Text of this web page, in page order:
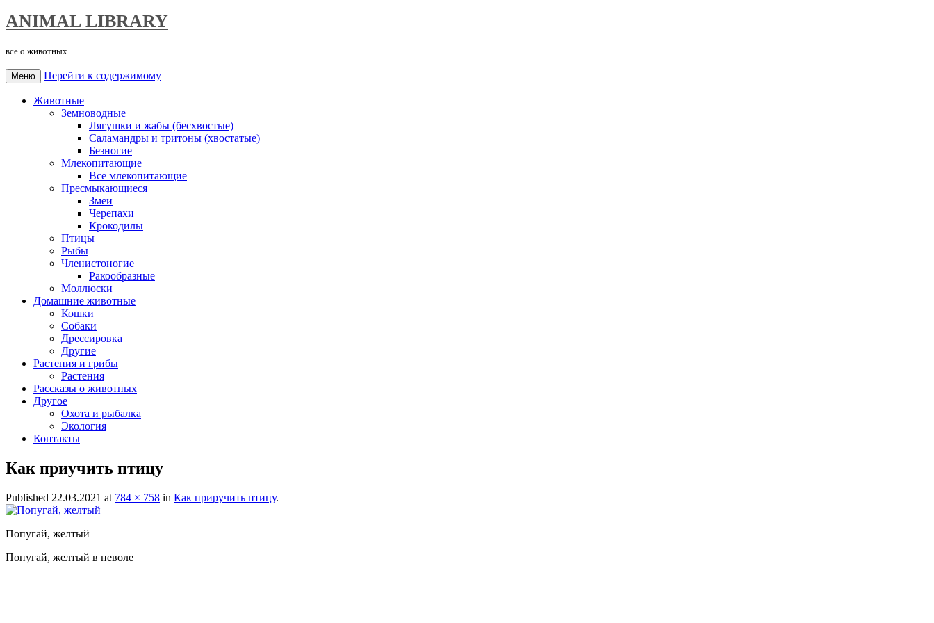
ANIMAL LIBRARY
все о животных
Меню Перейти к содержимому
Животные
Земноводные
Лягушки и жабы (бесхвостые)
Саламандры и тритоны (хвостатые)
Безногие
Млекопитающие
Все млекопитающие
Пресмыкающиеся
Змеи
Черепахи
Крокодилы
Птицы
Рыбы
Членистоногие
Ракообразные
Моллюски
Домашние животные
Кошки
Собаки
Дрессировка
Другие
Растения и грибы
Растения
Рассказы о животных
Другое
Охота и рыбалка
Экология
Контакты
Как приучить птицу
Published 22.03.2021 at 784 × 758 in Как приручить птицу.
Попугай, желтый
Попугай, желтый в неволе